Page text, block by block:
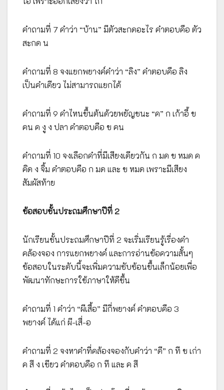
คำถามที่ 7 คำว่า “บ้าน” มีตัวสะกดอะไร คำตอบคือ ตัว
สะกด น
คำถามที่ 8 จงแยกพยางค์คำว่า “ลิง” คำตอบคือ ลิง
เป็นคำเดียว ไม่สามารถแยกได้
คำถามที่ 9 คำไหนขึ้นต้นด้วยพยัญชนะ “ค” ก เก้าอี้ ข
คน ค งู ง ปลา คำตอบคือ ข คน
คำถามที่ 10 จงเลือกคำที่มีเสียงเดียวกัน ก มด ข หมด ค
คิด ง จิ้ม คำตอบคือ ก มด และ ข หมด เพราะมีเสียง
สัมผัสท้าย
ข้อสอบชั้นประถมศึกษาปีที่ 2
นักเรียนชั้นประถมศึกษาปีที่ 2 จะเริ่มเรียนรู้เรื่องคำ
คล้องจอง การแยกพยางค์ และการอ่านข้อความสั้นๆ
ข้อสอบในระดับนี้จะเพิ่มความซับซ้อนขึ้นเล็กน้อยเพื่อ
พัฒนาทักษะการใช้ภาษาให้ดีขึ้น
คำถามที่ 1 คำว่า “ผีเสื้อ” มีกี่พยางค์ คำตอบคือ 3
พยางค์ ได้แก่ ผี-เสื่-อ
คำถามที่ 2 จงหาคำที่คล้องจองกับคำว่า “ดี” ก ที ข เก่า
ค สี ง เขียว คำตอบคือ ก ที และ ค สี